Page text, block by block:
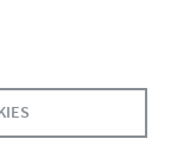
LÉGALES